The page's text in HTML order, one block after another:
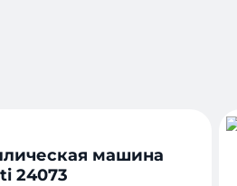
машина
24073